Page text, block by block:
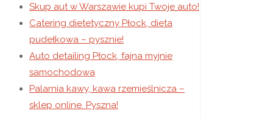
Skup aut w Warszawie kupi Twoje auto!
Catering dietetyczny Płock, dieta
pudełkowa – pysznie!
Auto detailing Płock, fajna myjnie
samochodowa
Palarnia kawy, kawa rzemieślnicza –
sklep online. Pyszna!